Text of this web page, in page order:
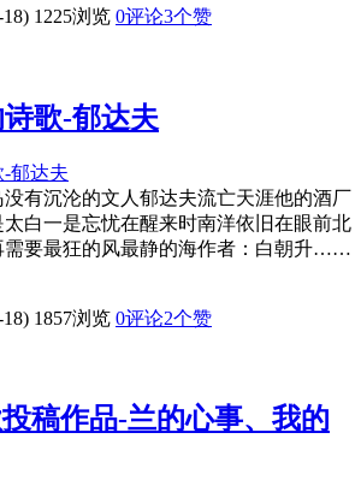
1225浏览 0评论3个赞
歌-郁达夫
有沉沦的文人郁达夫流亡天涯他的酒厂
白一是忘忧在醒来时南洋依旧在眼前北
需要最狂的风最静的海作者：白朝升……
1857浏览 0评论2个赞
稿作品-兰的心事、我的